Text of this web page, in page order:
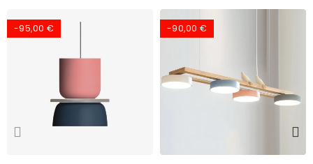
-95,00 € -90,00 €